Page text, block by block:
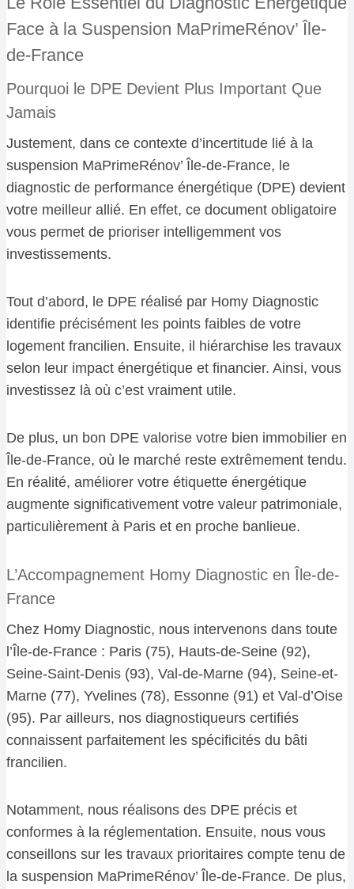
Face à la Suspension MaPrimeRénov’ Île-
de-France
Pourquoi le DPE Devient Plus Important Que
Jamais
Justement, dans ce contexte d’incertitude lié à la
suspension MaPrimeRénov’ Île-de-France, le
diagnostic de performance énergétique (DPE) devient
votre meilleur allié. En effet, ce document obligatoire
vous permet de prioriser intelligemment vos
investissements.
Tout d’abord, le DPE réalisé par Homy Diagnostic
identifie précisément les points faibles de votre
logement francilien. Ensuite, il hiérarchise les travaux
selon leur impact énergétique et financier. Ainsi, vous
investissez là où c’est vraiment utile.
De plus, un bon DPE valorise votre bien immobilier en
Île-de-France, où le marché reste extrêmement tendu.
En réalité, améliorer votre étiquette énergétique
augmente significativement votre valeur patrimoniale,
particulièrement à Paris et en proche banlieue.
L’Accompagnement Homy Diagnostic en Île-de-
France
Chez Homy Diagnostic, nous intervenons dans toute
l’Île-de-France : Paris (75), Hauts-de-Seine (92),
Seine-Saint-Denis (93), Val-de-Marne (94), Seine-et-
Marne (77), Yvelines (78), Essonne (91) et Val-d’Oise
(95). Par ailleurs, nos diagnostiqueurs certifiés
connaissent parfaitement les spécificités du bâti
francilien.
Notamment, nous réalisons des DPE précis et
conformes à la réglementation. Ensuite, nous vous
conseillons sur les travaux prioritaires compte tenu de
la suspension MaPrimeRénov’ Île-de-France. De plus,